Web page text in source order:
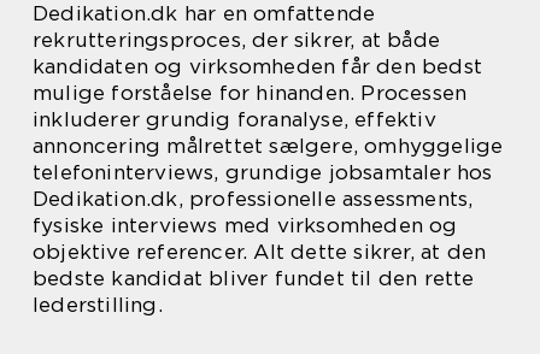
Dedikation.dk har en omfattende
rekrutteringsproces, der sikrer, at både
kandidaten og virksomheden får den bedst
mulige forståelse for hinanden. Processen
inkluderer grundig foranalyse, effektiv
annoncering målrettet sælgere, omhyggelige
telefoninterviews, grundige jobsamtaler hos
Dedikation.dk, professionelle assessments,
fysiske interviews med virksomheden og
objektive referencer. Alt dette sikrer, at den
bedste kandidat bliver fundet til den rette
lederstilling.